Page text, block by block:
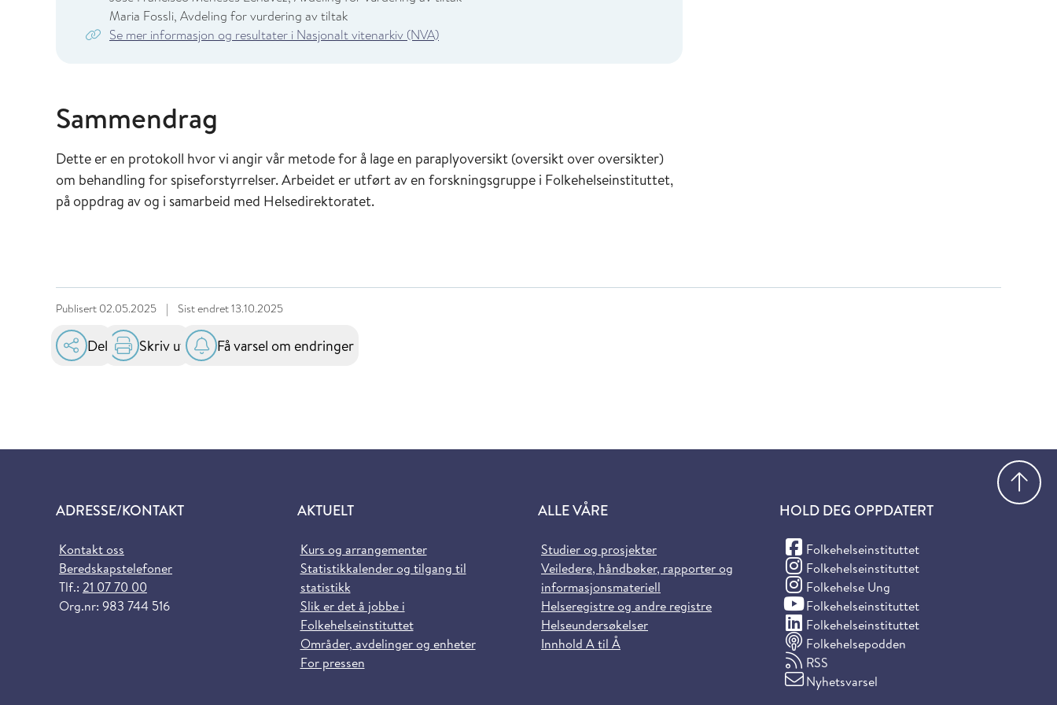
Maria Fossli, Avdeling for vurdering av tiltak
Se mer informasjon og resultater i Nasjonalt vitenarkiv (NVA)
Sammendrag
Dette er en protokoll hvor vi angir vår metode for å lage en paraplyoversikt (oversikt over oversikter)
om behandling for spiseforstyrrelser. Arbeidet er utført av en forskningsgruppe i Folkehelseinstituttet,
på oppdrag av og i samarbeid med Helsedirektoratet.
Publisert 02.05.2025 | Sist endret13.10.2025
Del Skriv ut Få varsel om endringer
ADRESSE/KONTAKT
Kontakt oss
Beredskapstelefoner
Tlf.: 21 07 70 00
Org.nr: 983 744 516
AKTUELT
Kurs og arrangementer
Statistikkalender og tilgang til
statistikk
Slik er det å jobbe i
Folkehelseinstituttet
Områder, avdelinger og enheter
For pressen
ALLE VÅRE
Studier og prosjekter
Veiledere, håndbøker, rapporter og
informasjonsmateriell
Helseregistre og andre registre
Helseundersøkelser
Innhold A til Å
HOLD DEG OPPDATERT
Folkehelseinstituttet
(Facebook)
Folkehelseinstituttet
(Instagram)
Folkehelse Ung
(Instagram)
Folkehelseinstituttet
(YouTube)
Folkehelseinstituttet
(LinkedIn)
Folkehelsepodden
RSS
Nyhetsvarsel